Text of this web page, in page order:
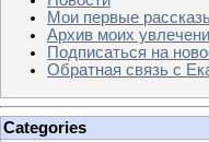
Мои первые
Архив моих
Подписаться на
Обратная связь с
Categories